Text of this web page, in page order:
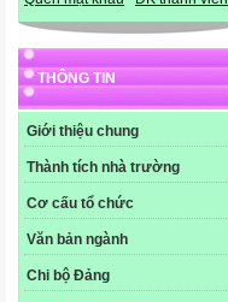
THÔNG TIN
Giới thiệu chung
Thành tích nhà trường
Cơ cấu tổ chức
Văn bản ngành
Chi bộ Đảng